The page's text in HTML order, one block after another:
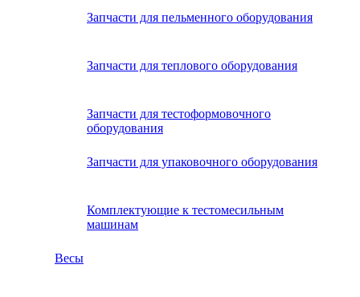
Запчасти для пельменного оборудования
Запчасти для теплового оборудования
Запчасти для тестоформовочного
оборудования
Запчасти для упаковочного оборудования
Комплектующие к тестомесильным
машинам
Весы